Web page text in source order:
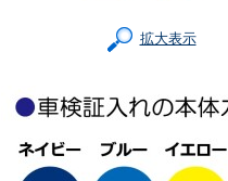
拡大表示